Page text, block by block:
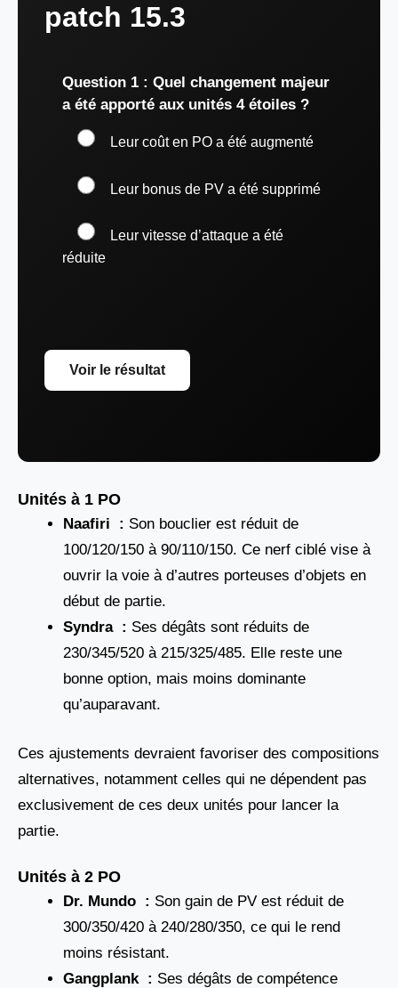
patch 15.3
Question 1 : Quel changement majeur
a été apporté aux unités 4 étoiles ?
Leur coût en PO a été augmenté
Leur bonus de PV a été supprimé
Leur vitesse d’attaque a été
réduite
Voir le résultat
Unités à 1 PO
Naafiri : Son bouclier est réduit de
100/120/150 à 90/110/150. Ce nerf ciblé vise à
ouvrir la voie à d’autres porteuses d’objets en
début de partie.
Syndra : Ses dégâts sont réduits de
230/345/520 à 215/325/485. Elle reste une
bonne option, mais moins dominante
qu’auparavant.
Ces ajustements devraient favoriser des compositions
alternatives, notamment celles qui ne dépendent pas
exclusivement de ces deux unités pour lancer la
partie.
Unités à 2 PO
Dr. Mundo : Son gain de PV est réduit de
300/350/420 à 240/280/350, ce qui le rend
moins résistant.
Gangplank : Ses dégâts de compétence